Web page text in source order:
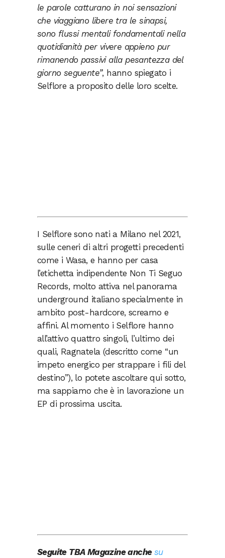
le parole catturano in noi sensazioni
che viaggiano libere tra le sinapsi,
sono flussi mentali fondamentali nella
quotidianità per vivere appieno pur
rimanendo passivi alla pesantezza del
giorno seguente”, hanno spiegato i
Selflore a proposito delle loro scelte.
I Selflore sono nati a Milano nel 2021,
sulle ceneri di altri progetti precedenti
come i Wasa, e hanno per casa
l’etichetta indipendente Non Ti Seguo
Records, molto attiva nel panorama
underground italiano specialmente in
ambito post-hardcore, screamo e
affini. Al momento i Selflore hanno
all’attivo quattro singoli, l’ultimo dei
quali, Ragnatela (descritto come “un
impeto energico per strappare i fili del
destino”), lo potete ascoltare qui sotto,
ma sappiamo che è in lavorazione un
EP di prossima uscita.
Seguite TBA Magazine anche su